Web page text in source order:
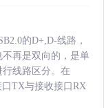
的D+,D-线路，
再是双向的，是单
线路区分。在
口TX与接收接口RX